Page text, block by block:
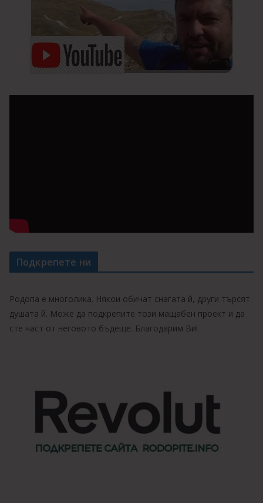
Подкрепете ни
Родопа е многолика. Някои обичат снагата й, други търсят
душата й. Може да подкрепите този мащабен проект и да
сте част от неговото бъдеще. Благодарим Ви!